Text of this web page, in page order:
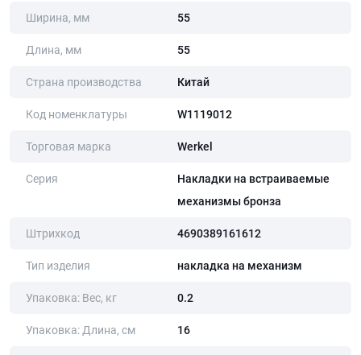
Ширина, мм 55
Длина, мм 55
Страна производства Китай
Код номенклатуры W1119012
Торговая марка Werkel
Серия
Накладки на встраиваемые
механизмы бронза
Штрихкод 4690389161612
Тип изделия накладка на механизм
Упаковка: Вес, кг 0.2
Упаковка: Длина, cм 16